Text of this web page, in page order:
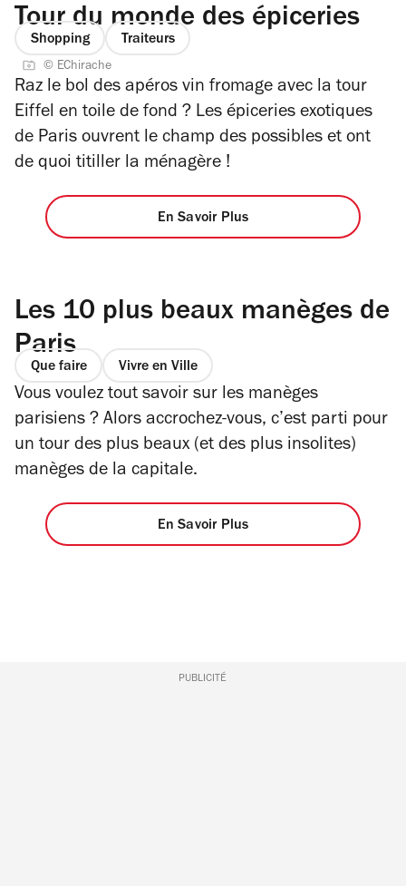
Tour du monde des épiceries
Shopping Traiteurs
© EChirache
Raz le bol des apéros vin fromage avec la tour
Eiffel en toile de fond ? Les épiceries exotiques
de Paris ouvrent le champ des possibles et ont
de quoi titiller la ménagère !
En Savoir Plus
Les 10 plus beaux manèges de
Paris
Que faire Vivre en Ville
Vous voulez tout savoir sur les manèges
parisiens ? Alors accrochez-vous, c’est parti pour
un tour des plus beaux (et des plus insolites)
manèges de la capitale.
En Savoir Plus
PUBLICITÉ